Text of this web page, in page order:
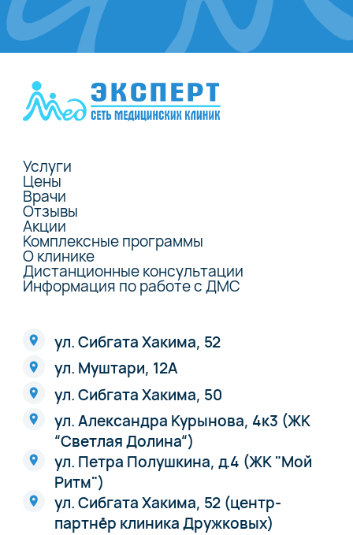
Услуги
Цены
Врачи
Отзывы
Акции
Комплексные программы
О клинике
Дистанционные консультации
Информация по работе с ДМС
ул. Сибгата Хакима, 52
ул. Муштари, 12А
ул. Сибгата Хакима, 50
ул. Александра Курынова, 4к3 (ЖК
“Светлая Долина“)
ул. Петра Полушкина, д.4 (ЖК "Мой
Ритм")
ул. Сибгата Хакима, 52 (центр-
партнёр клиника Дружковых)